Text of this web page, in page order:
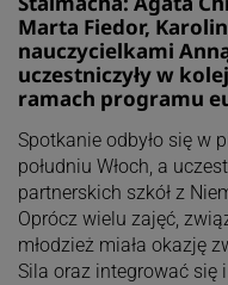
Marta Fiedor,
nauczycielkami
uczestniczyły w
ramach programu
Spotkanie odbyło się w
południu Włoch, a
partnerskich szkół z
Oprócz wielu zajęć,
młodzież miała okazję
Sila oraz integrować się